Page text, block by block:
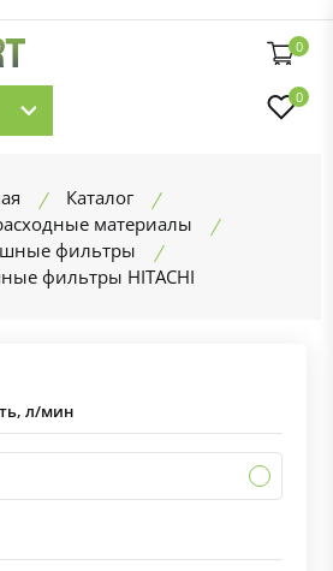
0
0
Каталог
материалы
фильтры
фильтры HITACHI
л/мин